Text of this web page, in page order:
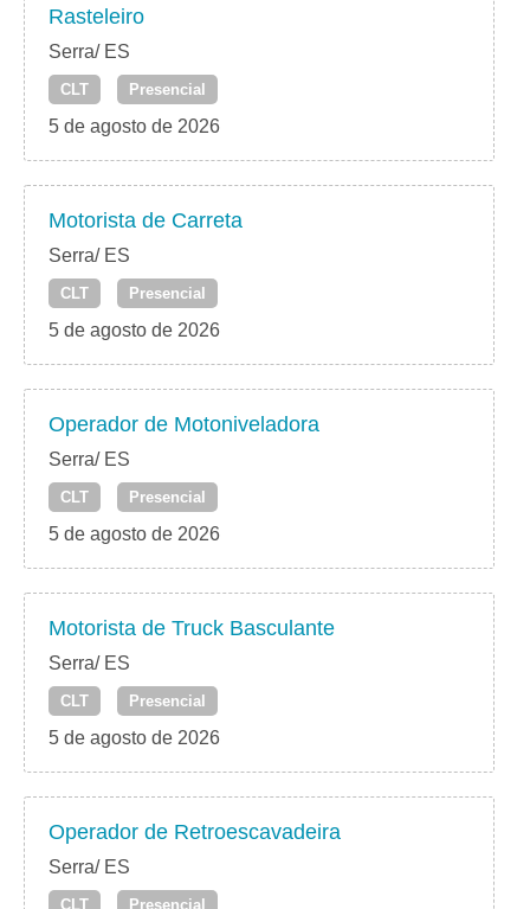
Rasteleiro
Serra/ ES
CLT Presencial
5 de agosto de 2026
Motorista de Carreta
Serra/ ES
CLT Presencial
5 de agosto de 2026
Operador de Motoniveladora
Serra/ ES
CLT Presencial
5 de agosto de 2026
Motorista de Truck Basculante
Serra/ ES
CLT Presencial
5 de agosto de 2026
Operador de Retroescavadeira
Serra/ ES
CLT Presencial